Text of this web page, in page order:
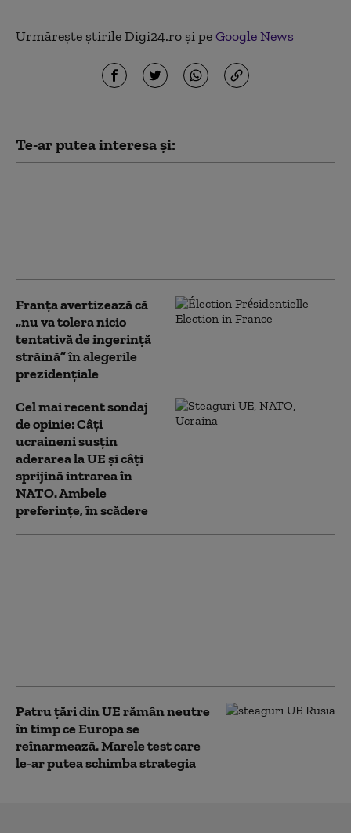
Urmărește știrile Digi24.ro și peGoogle News
Te-ar putea interesa și:
Franţa avertizează că
„nu va tolera nicio
tentativă de ingerinţă
străină” în alegerile
prezidenţiale
Cel mai recent sondaj
de opinie: Câți
ucraineni susțin
aderarea la UE și câți
sprijină intrarea în
NATO. Ambele
preferințe, în scădere
Patru țări din UE rămân neutre
în timp ce Europa se
reînarmează. Marele test care
le-ar putea schimba strategia